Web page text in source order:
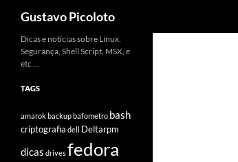
Pular
conteúdo
Gustavo Picoloto
Dicas e notícias sobre Linux,
Segurança, Shell Script, MSX, e
etc …
TAGS
amarokbackupbafometro bash
criptografia dell Deltarpm
dicas drivesfedora